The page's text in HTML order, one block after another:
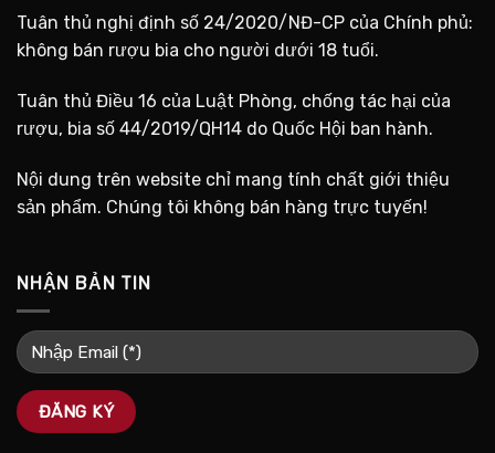
Tuân thủ nghị định số 24/2020/NĐ-CP của Chính phủ:
không bán rượu bia cho người dưới 18 tuổi.
Tuân thủ Điều 16 của Luật Phòng, chống tác hại của
rượu, bia số 44/2019/QH14 do Quốc Hội ban hành.
Nội dung trên website chỉ mang tính chất giới thiệu
sản phẩm. Chúng tôi không bán hàng trực tuyến!
NHẬN BẢN TIN